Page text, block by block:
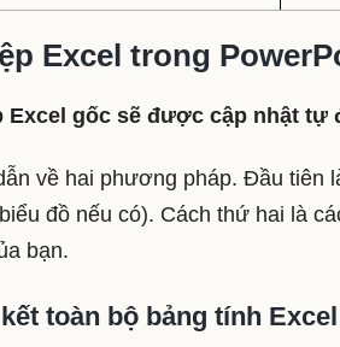
Excel trong
gốc sẽ được cập nhật tự
về hai phương pháp. Đầu tiên
đồ nếu có). Cách thứ hai là
bạn.
toàn bộ bảng tính Excel